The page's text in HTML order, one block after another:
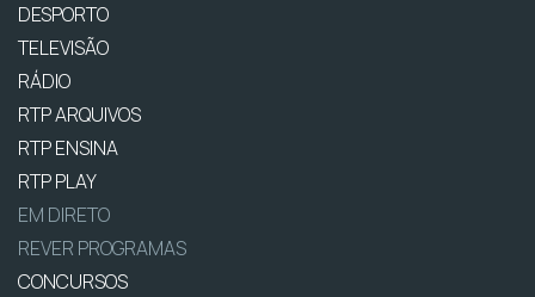
DESPORTO
TELEVISÃO
RÁDIO
RTP ARQUIVOS
RTP ENSINA
RTP PLAY
EM DIRETO
REVER PROGRAMAS
CONCURSOS